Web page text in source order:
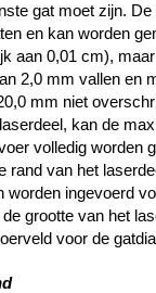
gat moet zijn.
en kan worden
aan 0,01 cm),
2,0 mm vallen en
mm niet
kan de
volledig worden
rand van het
worden ingevoerd
grootte van het
voor de